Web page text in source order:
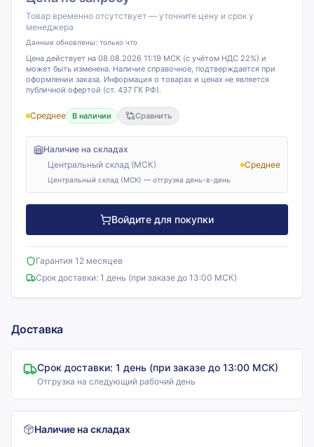
Товар временно отсутствует — уточните цену и срок у
менеджера
Данные обновлены: только что
Цена действует на 08.08.2026 11:19 МСК (с учётом НДС 22%) и
может быть изменена. Наличие справочное, подтверждается при
оформлении заказа. Информация о товарах и ценах не является
публичной офертой (ст. 437 ГК РФ).
Среднее В наличии Сравнить
Наличие на складах
Центральный склад (МСК)
Среднее
Центральный склад (МСК) — отгрузка день-в-день
Войдите для покупки
Гарантия 12 месяцев
Срок доставки: 1 день (при заказе до 13:00 МСК)
Доставка
Срок доставки: 1 день (при заказе до 13:00 МСК)
Отгрузка на следующий рабочий день
Наличие на складах